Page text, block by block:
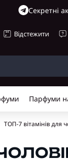
Cекретні
Відстежити
Парфуми
ТОП-7 вітамінів для